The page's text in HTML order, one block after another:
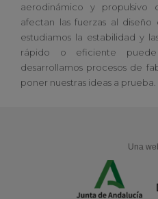
aerodinámico y propulsivo
afectan las fuerzas al diseño
estudiamos la estabilidad y
rápido o eficiente
desarrollamos procesos de
poner nuestras ideas a prueba.
Una